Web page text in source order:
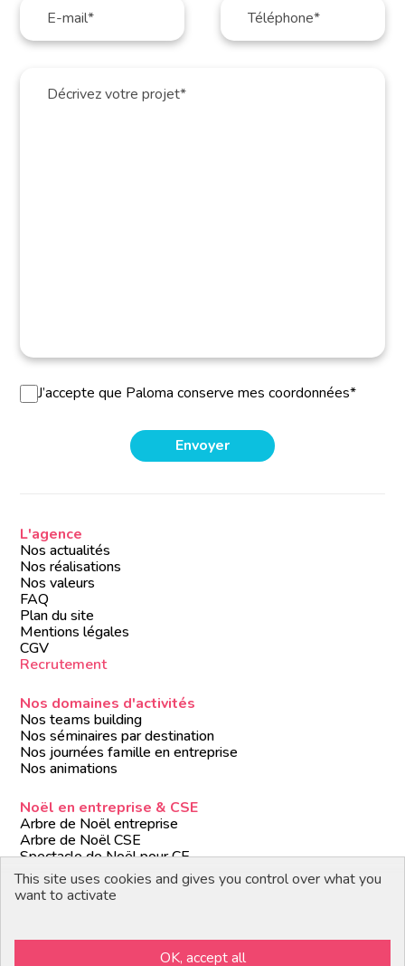
J’accepte que Paloma conserve mes coordonnées*
L'agence
Nos actualités
Nos réalisations
Nos valeurs
FAQ
Plan du site
Mentions légales
CGV
Recrutement
Nos domaines d'activités
Nos teams building
Nos séminaires par destination
Nos journées famille en entreprise
Nos animations
Noël en entreprise & CSE
Arbre de Noël entreprise
Arbre de Noël CSE
Spectacle de Noël pour CE
Animations de Noël entreprise
Formules de Noël clé en main
This site uses cookies and gives you control over what you
want to activate
OK, accept all